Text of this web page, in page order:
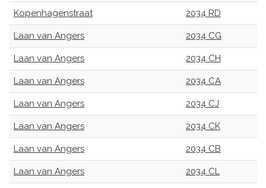
Kopenhagenstraat 2034 RD
Laan van Angers 2034 CG
Laan van Angers 2034 CH
Laan van Angers 2034 CA
Laan van Angers 2034 CJ
Laan van Angers 2034 CK
Laan van Angers 2034 CB
Laan van Angers 2034 CL